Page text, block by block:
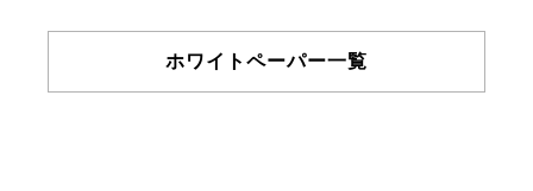
ホワイトペーパー一覧